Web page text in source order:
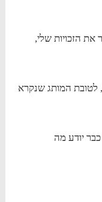
הזכויות שלי,
, לטובת המותג שנקרא
יודע מה